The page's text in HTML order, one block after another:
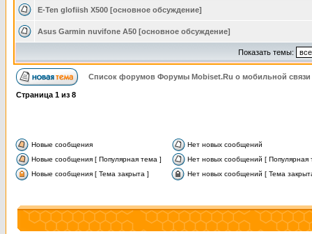
E-Ten glofiish X500 [основное обсуждение]
Asus Garmin nuvifone A50 [основное обсуждение]
Показать темы:
Список форумов Форумы Mobiset.Ru о мобильной связи
Страница 1 из 8
Новые сообщения
Нет новых сообщений
Новые сообщения [ Популярная тема ]
Нет новых сообщений [ Популярная
Новые сообщения [ Тема закрыта ]
Нет новых сообщений [ Тема